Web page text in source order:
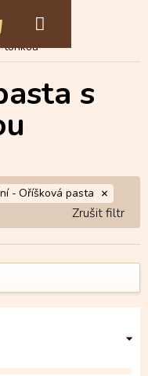
tonkou
s
- Oříšková pasta